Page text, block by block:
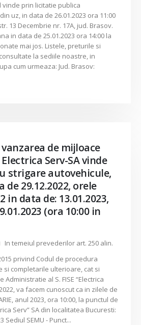
vinde prin licitatie publica
uz, in data de 26.01.2023 ora 11:00
13 Decembrie nr. 17A, jud. Brasov.
in data de 25.01.2023 ora 14:00 la
mai jos. Listele, preturile si
la sediile noastre, in
cum urmeaza: Jud. Brasov:
de mijloace
Serv-SA vinde
strigare autovehicule,
de 29.12.2022, orele
in data de: 13.01.2023,
(ora 10:00 in
In temeiul prevederilor art. 250 alin.
privind Codul de procedura
si completarile ulterioare, cat si
al S. FISE “Electrica
va facem cunoscut ca in zilele de
anul 2023, ora 10:00, la punctul de
Serv” SA din localitatea Bucuresti:
Sediul SEMU - Punct...